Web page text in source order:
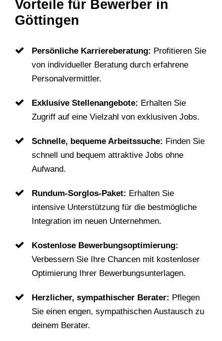
Vorteile für Bewerber in
Göttingen
Persönliche Karriereberatung: Profitieren Sie
von individueller Beratung durch erfahrene
Personalvermittler.
Exklusive Stellenangebote: Erhalten Sie
Zugriff auf eine Vielzahl von exklusiven Jobs.
Schnelle, bequeme Arbeitssuche: Finden Sie
schnell und bequem attraktive Jobs ohne
Aufwand.
Rundum-Sorglos-Paket: Erhalten Sie
intensive Unterstützung für die bestmögliche
Integration im neuen Unternehmen.
Kostenlose Bewerbungsoptimierung:
Verbessern Sie Ihre Chancen mit kostenloser
Optimierung Ihrer Bewerbungsunterlagen.
Herzlicher, sympathischer Berater: Pflegen
Sie einen engen, sympathischen Austausch zu
deinem Berater.